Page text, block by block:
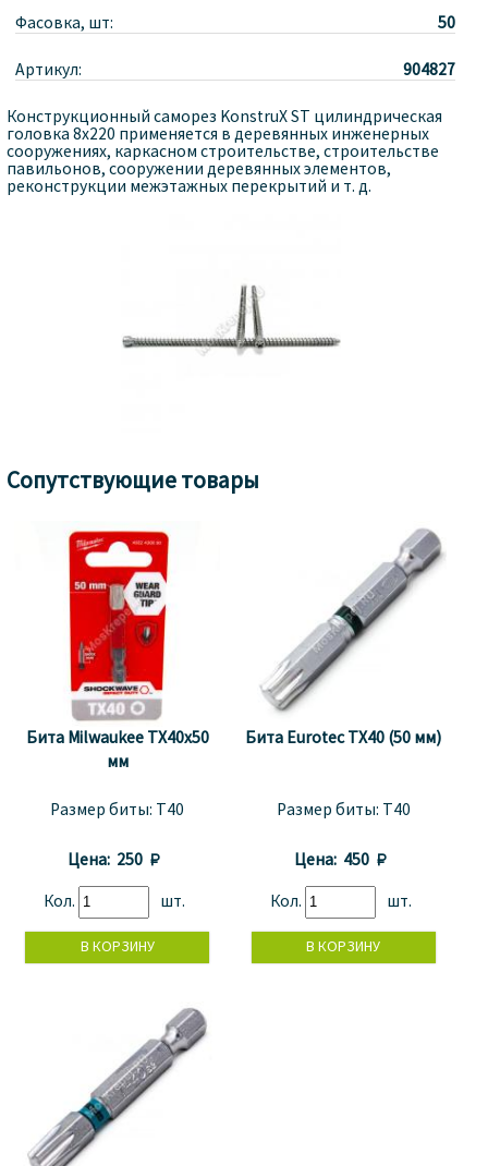
Фасовка, шт: 50
Артикул: 904827
Конструкционный саморез KonstruX ST цилиндрическая
головка 8x220 применяется в деревянных инженерных
сооружениях, каркасном строительстве, строительстве
павильонов, сооружении деревянных элементов,
реконструкции межэтажных перекрытий и т. д.
Сопутствующие товары
Бита Milwaukee TX40x50
мм
Размер биты: T40
Цена: 250 
Кол. шт.
Бита Eurotec TХ40 (50 мм)
Размер биты: T40
Цена: 450 
Кол. шт.